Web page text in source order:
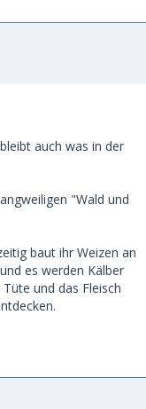
auch was in der
"Wald und
baut ihr Weizen an
es werden Kälber
und das Fleisch